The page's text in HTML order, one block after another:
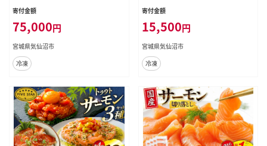
回 計12kg [宮城東洋 宮城県 気仙沼
鮭 甘口 サケ 鮭切身 シャケ 切り身 冷
凍 おかず 弁当 支援 事業者支援 サ
ーモン
寄付金額
75,000円
宮城県気仙沼市
冷凍
城県 気仙沼市 20565638] サーモン
骨なし 訳あり銀鮭 加熱用
寄付金額
15,500円
宮城県気仙沼市
冷凍